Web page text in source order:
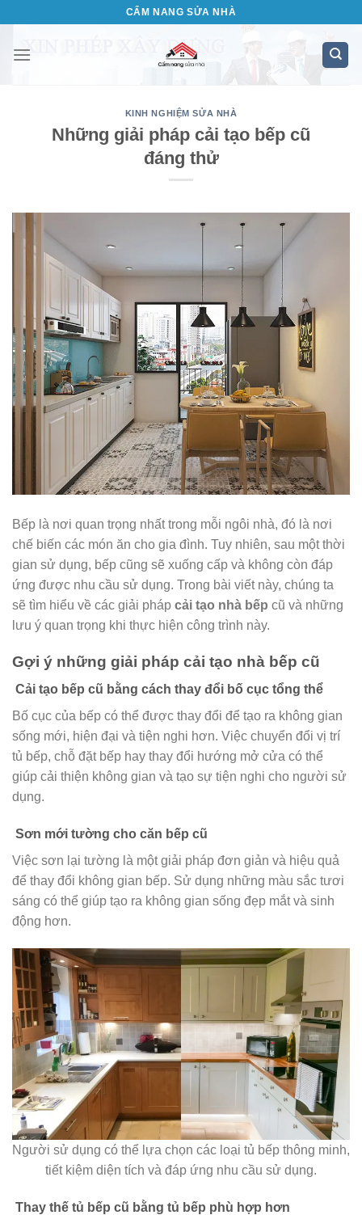
nội
CẨM NANG SỬA NHÀ
KINH NGHIỆM SỬA NHÀ
Những giải pháp cải tạo bếp cũ
đáng thử
Bếp là nơi quan trọng nhất trong mỗi ngôi nhà, đó là nơi
chế biến các món ăn cho gia đình. Tuy nhiên, sau một thời
gian sử dụng, bếp cũng sẽ xuống cấp và không còn đáp
ứng được nhu cầu sử dụng. Trong bài viết này, chúng ta
sẽ tìm hiểu về các giải pháp cải tạo nhà bếp cũ và những
lưu ý quan trọng khi thực hiện công trình này.
Gợi ý những giải pháp cải tạo nhà bếp cũ
Cải tạo bếp cũ bằng cách thay đổi bố cục tổng thể
Bố cục của bếp có thể được thay đổi để tạo ra không gian
sống mới, hiện đại và tiện nghi hơn. Việc chuyển đổi vị trí
tủ bếp, chỗ đặt bếp hay thay đổi hướng mở cửa có thể
giúp cải thiện không gian và tạo sự tiện nghi cho người sử
dụng.
Sơn mới tường cho căn bếp cũ
Việc sơn lại tường là một giải pháp đơn giản và hiệu quả
để thay đổi không gian bếp. Sử dụng những màu sắc tươi
sáng có thể giúp tạo ra không gian sống đẹp mắt và sinh
động hơn.
Người sử dụng có thể lựa chọn các loại tủ bếp thông minh,
tiết kiệm diện tích và đáp ứng nhu cầu sử dụng.
Thay thế tủ bếp cũ bằng tủ bếp phù hợp hơn